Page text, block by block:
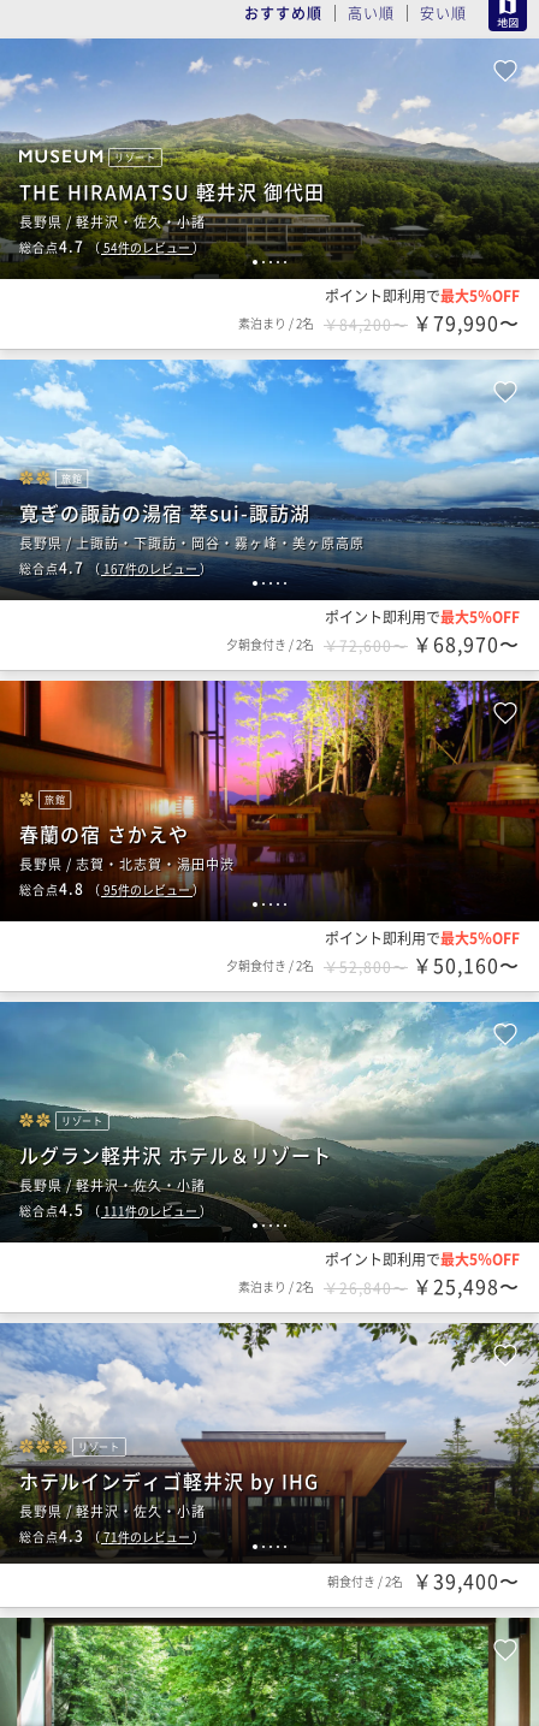
おすすめ順 高い順 安い順
12345
リゾート
THE HIRAMATSU 軽井沢 御代田
長野県 / 軽井沢・佐久・小諸
総合点4.7（ 54件のレビュー）
ポイント即利用で最大5％OFF
素泊まり /2名 ￥84,200〜 ￥79,990〜
1 2 3 4 5
旅館
寛ぎの諏訪の湯宿 萃sui-諏訪湖
長野県 / 上諏訪・下諏訪・岡谷・霧ヶ峰・美ヶ原高原
総合点4.7 （ 167件のレビュー）
ポイント即利用で最大5％OFF
夕朝食付き /2名 ￥72,600〜 ￥68,970〜
1 23 4 5
旅館
春蘭の宿 さかえや
長野県 / 志賀・北志賀・湯田中渋
総合点4.8 （ 95件のレビュー）
ポイント即利用で最大5％OFF
夕朝食付き /2名 ￥52,800〜 ￥50,160〜
12345
リゾート
ルグラン軽井沢 ホテル＆リゾート
長野県 / 軽井沢・佐久・小諸
総合点4.5 （ 111件のレビュー ）
ポイント即利用で最大5％OFF
素泊まり /2名 ￥26,840〜 ￥25,498〜
1 2 3 4 5
リゾート
ホテルインディゴ軽井沢 by IHG
長野県 / 軽井沢・佐久・小諸
総合点4.3 （71件のレビュー ）
朝食付き /2名 ￥39,400〜